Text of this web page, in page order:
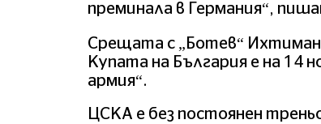
преминала в Германия“,
Срещата с „Ботев“
Купата на България е на 14
армия“.
ЦСКА е без постоянен